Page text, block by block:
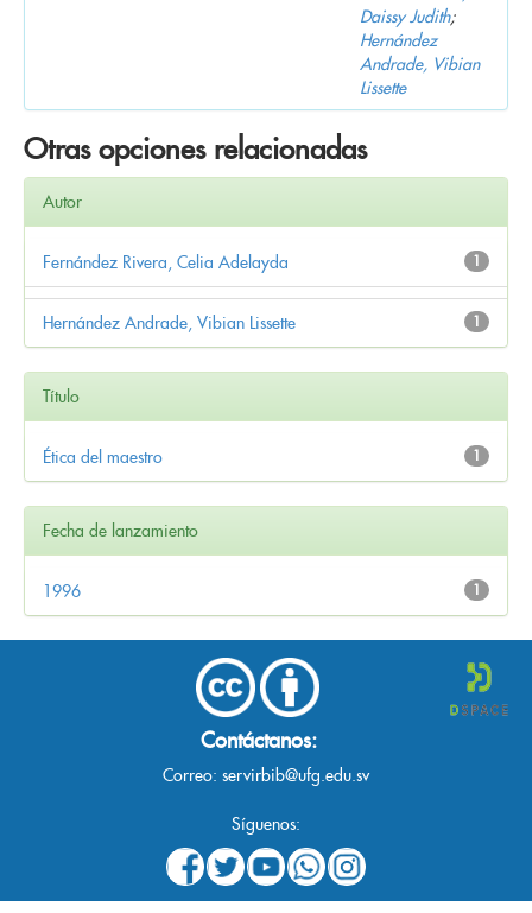
Daissy Judith;
Hernández
Andrade, Vibian
Lissette
Otras opciones relacionadas
Autor
1
Fernández Rivera, Celia Adelayda
1
Hernández Andrade, Vibian Lissette
Título
1
Ética del maestro
Fecha de lanzamiento
1
1996
Contáctanos:
Correo: servirbib@ufg.edu.sv
Síguenos: